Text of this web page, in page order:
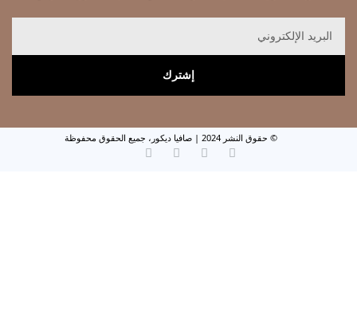
إشترك
© حقوق النشر 2024 | صافيا ديكور، جميع الحقوق محفوظة